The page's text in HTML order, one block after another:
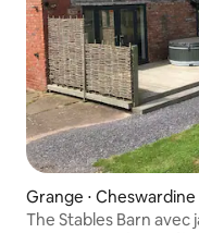
Grange ⋅ Cheswardine
The Stables Barn